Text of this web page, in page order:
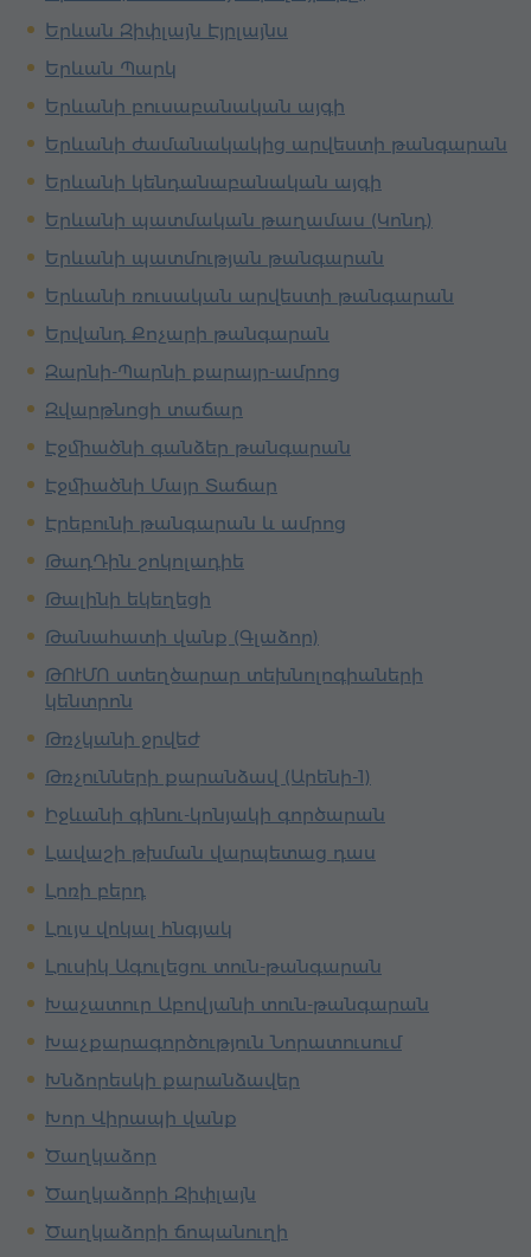
Երևան Զիփլայն Էյրլայնս
Երևան Պարկ
Երևանի բուսաբանական այգի
Երևանի ժամանակակից արվեստի թանգարան
Երևանի կենդանաբանական այգի
Երևանի պատմական թաղամաս (Կոնդ)
Երևանի պատմության թանգարան
Երևանի ռուսական արվեստի թանգարան
Երվանդ Քոչարի թանգարան
Զարնի-Պարնի քարայր-ամրոց
Զվարթնոցի տաճար
Էջմիածնի գանձեր թանգարան
Էջմիածնի Մայր Տաճար
Էրեբունի թանգարան և ամրոց
ԹադԴին շոկոլադիե
Թալինի եկեղեցի
Թանահատի վանք (Գլաձոր)
ԹՈՒՄՈ ստեղծարար տեխնոլոգիաների
կենտրոն
Թռչկանի ջրվեժ
Թռչունների քարանձավ (Արենի-1)
Իջևանի գինու-կոնյակի գործարան
Լավաշի թխման վարպետաց դաս
Լոռի բերդ
Լույս վոկալ հնգյակ
Լուսիկ Ագուլեցու տուն-թանգարան
Խաչատուր Աբովյանի տուն-թանգարան
Խաչքարագործություն Նորատուսում
Խնձորեսկի քարանձավեր
Խոր Վիրապի վանք
Ծաղկաձոր
Ծաղկաձորի Զիփլայն
Ծաղկաձորի ճոպանուղի